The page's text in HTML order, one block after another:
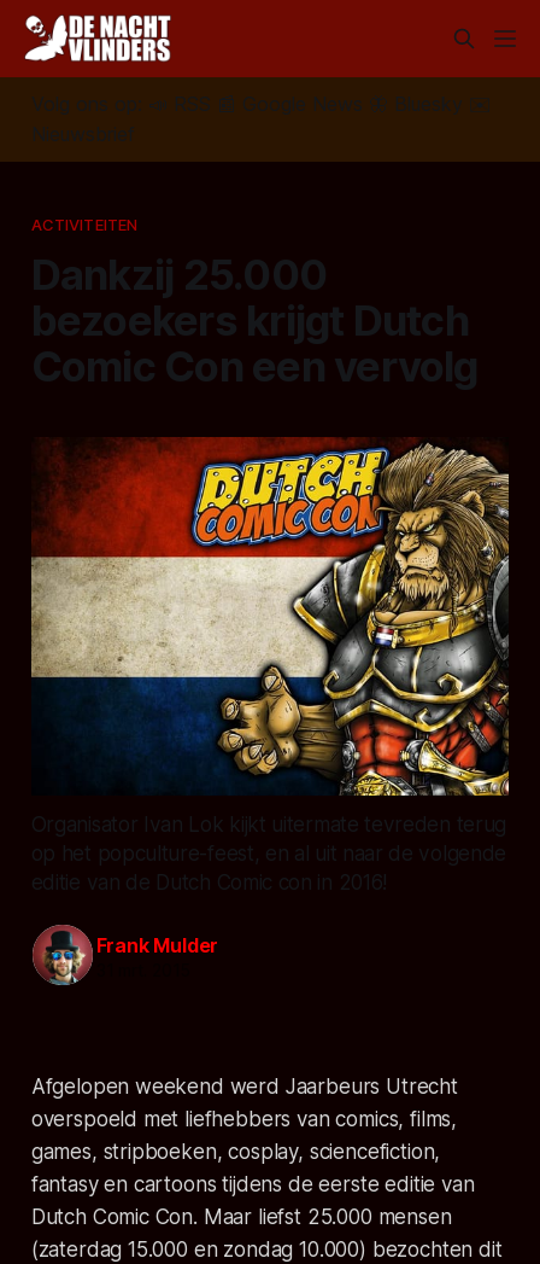
Volg ons op: 📣 RSS 📰 Google News 🦋 Bluesky
✉️
Nieuwsbrief
ACTIVITEITEN
Dankzij 25.000
bezoekers krijgt Dutch
Comic Con een vervolg
Organisator Ivan Lok kijkt uitermate tevreden terug
op het popculture-feest, en al uit naar de volgende
editie van de Dutch Comic con in 2016!
Frank Mulder
Afgelopen weekend werd Jaarbeurs Utrecht
overspoeld met liefhebbers van comics, films,
games, stripboeken, cosplay, sciencefiction,
fantasy en cartoons tijdens de eerste editie van
Dutch Comic Con. Maar liefst 25.000 mensen
(zaterdag 15.000 en zondag 10.000) bezochten dit